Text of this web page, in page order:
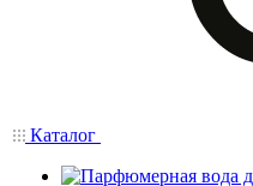
Каталог